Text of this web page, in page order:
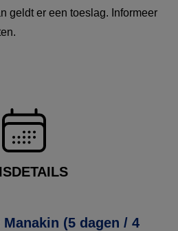
geldt er een toeslag. Informeer
(5 dagen / 4